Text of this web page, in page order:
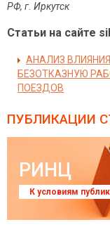
РФ, г. Иркутск
Статьи на сайте
АНАЛИЗ
БЕЗОТКАЗНУЮ
ПОЕЗДОВ
ПУБЛИКАЦИИ
РИНЦ
К условиям